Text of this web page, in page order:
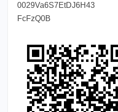
0029Va6S7EtDJ6H43
FcFzQ0B